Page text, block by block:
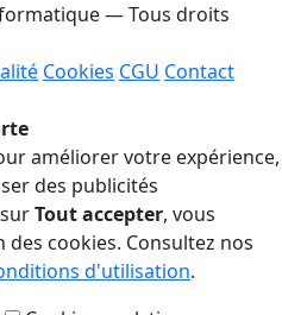
— Tous droits
Cookies CGU Contact
améliorer votre expérience,
des publicités
Tout accepter, vous
cookies. Consultez nos
d'utilisation.